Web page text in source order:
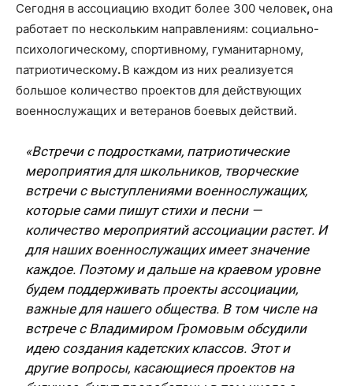
Сегодня в ассоциацию входит более 300 человек,она
работает по нескольким направлениям: социально-
психологическому, спортивному, гуманитарному,
патриотическому.В каждом из них реализуется
большое количество проектов для действующих
военнослужащих и ветеранов боевых действий.
«Встречи с подростками, патриотические
мероприятия для школьников, творческие
встречи с выступлениями военнослужащих,
которые сами пишут стихи и песни —
количество мероприятий ассоциации растет. И
для наших военнослужащих имеет значение
каждое. Поэтому и дальше на краевом уровне
будем поддерживать проекты ассоциации,
важные для нашего общества. В том числе на
встрече с Владимиром Громовым обсудили
идею создания кадетских классов. Этот и
другие вопросы, касающиеся проектов на